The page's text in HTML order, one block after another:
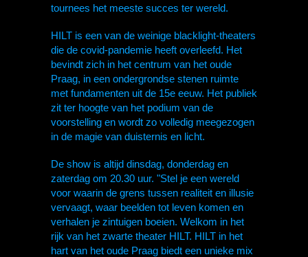
tournees het meeste succes ter wereld.
HILT is een van de weinige blacklight-theaters
die de covid-pandemie heeft overleefd. Het
bevindt zich in het centrum van het oude
Praag, in een ondergrondse stenen ruimte
met fundamenten uit de 15e eeuw. Het publiek
zit ter hoogte van het podium van de
voorstelling en wordt zo volledig meegezogen
in de magie van duisternis en licht.
De show is altijd dinsdag, donderdag en
zaterdag om 20.30 uur. "Stel je een wereld
voor waarin de grens tussen realiteit en illusie
vervaagt, waar beelden tot leven komen en
verhalen je zintuigen boeien. Welkom in het
rijk van het zwarte theater HILT. HILT in het
hart van het oude Praag biedt een unieke mix